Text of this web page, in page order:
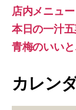
店内メニュー
本日の一汁
青梅のいいと
カレン